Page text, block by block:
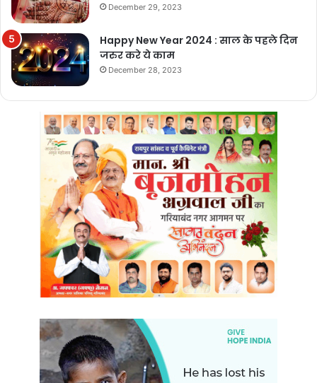
December 29, 2023
Happy New Year 2024 : साल के पहले दिन
जरुर करे ये काम
December 28, 2023